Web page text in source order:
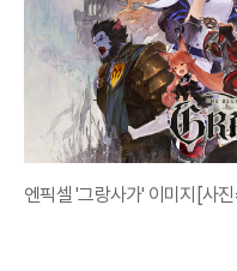
엔픽셀 '그랑사가' 이미지[사